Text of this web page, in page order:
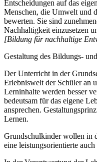
Entscheidungen auf das
Menschen, die Umwelt und
bewerten. Sie sind
Nachhaltigkeit einzusetzen
[Bildung für nachhaltige
Gestaltung des Bildungs-
Der Unterricht in der
Erlebniswelt der Schüler an
Lerninhalte werden besser
bedeutsam für das eigene
ansprechen.
Lernen.
Grundschulkinder wollen in
eine leistungsorientierte